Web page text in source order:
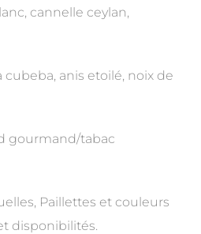
cannelle ceylan,
cubeba, anis etoilé, noix de
gourmand/tabac
Paillettes et couleurs
disponibilités.